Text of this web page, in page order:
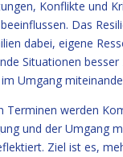
Konflikte und
Das
dabei, eigene
Situationen besser
Umgang
Terminen werden
und der Umgang
Ziel ist es,